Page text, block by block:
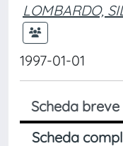
LOMBARDO,
1997-01-01
Scheda breve
Scheda